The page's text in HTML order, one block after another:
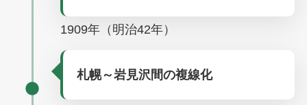
1909年（明治42年）
札幌～岩見沢間の複線化